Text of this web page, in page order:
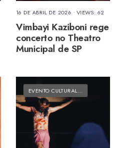
16 DE ABRIL DE 2026 • VIEWS: 62
Vimbayi Kaziboni rege
concerto no Theatro
Municipal de SP
EVENTO CULTURAL
•